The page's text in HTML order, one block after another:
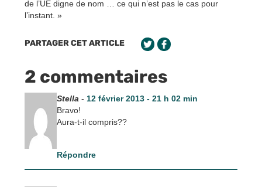
de l’UE digne de nom … ce qui n’est pas le cas pour
l’instant. »
PARTAGER CET ARTICLE
2 commentaires
Stella - 12 février 2013 - 21 h 02 min
Bravo!
Aura-t-il compris??
Répondre